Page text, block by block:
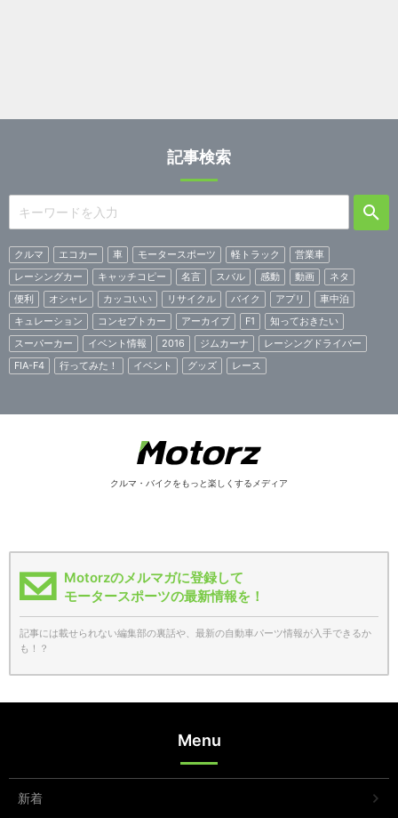
記事検索
クルマ エコカー 車 モータースポーツ 軽トラック
営業車
レーシングカー
キャッチコピー 名言 スバル 感動 動画
ネタ
便利
オシャレ カッコいい リサイクル バイク アプリ
車中泊
キュレーション
コンセプトカー アーカイブ F1
知っておきたい
スーパーカー
イベント情報 2016 ジムカーナ
レーシングドライバー
FIA-F4
行ってみた！ イベント グッズ レース
クルマ・バイクをもっと楽しくするメディア
Motorzのメルマガに登録して
モータースポーツの最新情報を！
記事には載せられない編集部の裏話や、最新の自動車パーツ情報が入手できるか
も！？
Menu
新着